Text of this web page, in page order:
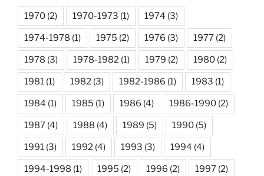
1970 (2) 1970-1973 (1) 1974 (3)
1974-1978 (1) 1975 (2) 1976 (3) 1977 (2)
1978 (3) 1978-1982 (1) 1979 (2) 1980 (2)
1981 (1) 1982 (3) 1982-1986 (1) 1983 (1)
1984 (1) 1985 (1) 1986 (4) 1986-1990 (2)
1987 (4) 1988 (4) 1989 (5) 1990 (5)
1991 (3) 1992 (4) 1993 (3) 1994 (4)
1994-1998 (1) 1995 (2) 1996 (2) 1997 (2)